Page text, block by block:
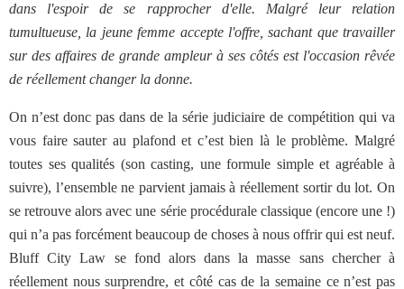
dans l'espoir de se rapprocher d'elle. Malgré leur relation
tumultueuse, la jeune femme accepte l'offre, sachant que travailler
sur des affaires de grande ampleur à ses côtés est l'occasion rêvée
de réellement changer la donne.
On n’est donc pas dans de la série judiciaire de compétition qui va
vous faire sauter au plafond et c’est bien là le problème. Malgré
toutes ses qualités (son casting, une formule simple et agréable à
suivre), l’ensemble ne parvient jamais à réellement sortir du lot. On
se retrouve alors avec une série procédurale classique (encore une !)
qui n’a pas forcément beaucoup de choses à nous offrir qui est neuf.
Bluff City Law se fond alors dans la masse sans chercher à
réellement nous surprendre, et côté cas de la semaine ce n’est pas